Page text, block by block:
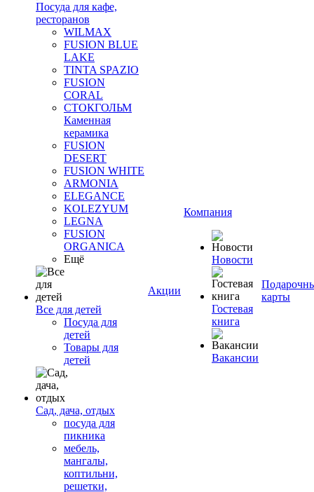
Посуда для кафе,
ресторанов
WILMAX
FUSION BLUE
LAKE
TINTA SPAZIO
FUSION
CORAL
СТОКГОЛЬМ
Каменная
керамика
FUSION
DESERT
FUSION WHITE
ARMONIA
ELEGANCE
KOLEZYUM
LEGNA
FUSION
ORGANICA
Ещё
Все для детей
Посуда для
детей
Товары для
детей
Сад, дача, отдых
посуда для
пикника
мебель,
мангалы,
коптильни,
решетки,
Акции
Компания
Новости
Гостевая
книга
Вакансии
карты